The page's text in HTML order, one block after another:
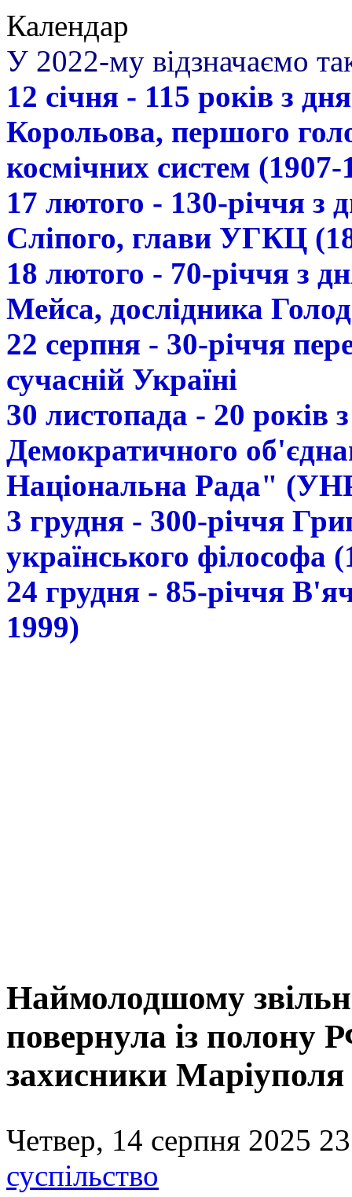
Календар
У 2022-му відзначаємо
12 січня - 115 років з
Корольова, першого
космічних систем (1907-
17 лютого - 130-річчя з
Сліпого, глави УГКЦ
18 лютого - 70-річчя з
Мейса, дослідника
22 серпня - 30-річчя
сучасній Україні
30 листопада - 20 років
Демократичного
Національна Рада"
3 грудня - 300-річчя
українського філософа
24 грудня - 85-річчя
1999)
Наймолодшому
повернула із полону
захисники Маріуполя
Четвер, 14 серпня 2025
суспільство